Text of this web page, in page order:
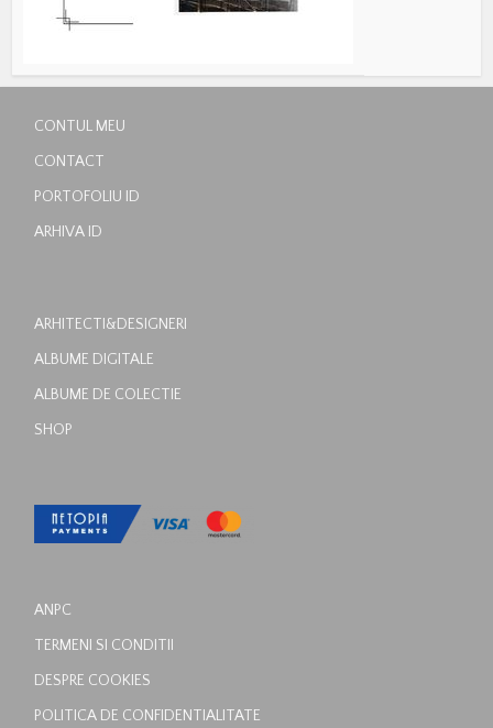
CONTUL MEU
CONTACT
PORTOFOLIU ID
ARHIVA ID
ARHITECTI&DESIGNERI
ALBUME DIGITALE
ALBUME DE COLECTIE
SHOP
ANPC
TERMENI SI CONDITII
DESPRE COOKIES
POLITICA DE CONFIDENTIALITATE